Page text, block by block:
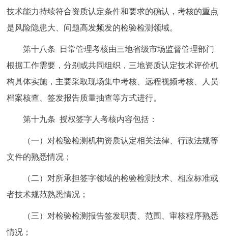
技术能力持续符合资质认定条件和要求的确认，考核的重点
是风险隐患大、问题高发频发的检验检测领域。
第十八条 日常管理考核由三地省级市场监督管理部门
根据工作需要，分别或共同组织，三地资质认定技术评价机
构具体实施，主要采取现场集中考核、远程视频考核、人员
档案核查、签发报告质量抽查等方式进行。
第十九条 授权签字人考核内容包括：
（一）对检验检测机构资质认定相关法律、行政法规等
文件的熟悉情况；
（二）对所承担签字领域的检验检测技术、相应标准或
者技术规范熟悉情况；
（三）对检验检测报告签发职责、范围、审核程序熟悉
情况；